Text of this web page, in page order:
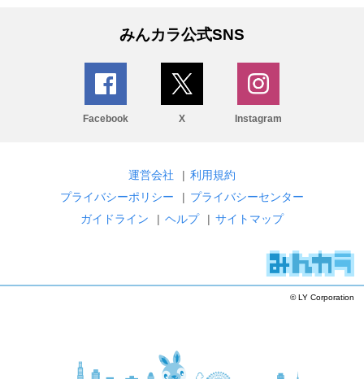
みんカラ公式SNS
Facebook X Instagram
運営会社 | 利用規約
プライバシーポリシー
| プライバシーセンター
ガイドライン
| ヘルプ | サイトマップ
© LY Corporation